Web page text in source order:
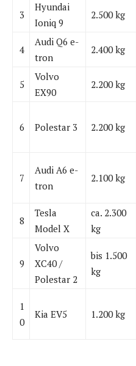
3
Hyundai
Ioniq 9
2.500 kg
4
Audi Q6 e-
tron
2.400 kg
5
Volvo
EX90
2.200 kg
6 Polestar 3 2.200 kg
7
Audi A6 e-
tron
2.100 kg
8
Tesla
Model X
ca. 2.300
kg
9
Volvo
XC40 /
Polestar 2
bis 1.500
kg
1
0
Kia EV5 1.200 kg